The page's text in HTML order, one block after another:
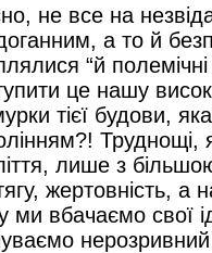
не все на
а то й
“й
це нашу
тієї будови,
Труднощі,
лише з
жертовність, а
ми вбачаємо свої
нерозривний